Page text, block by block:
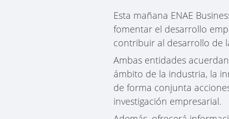
Esta mañana ENAE
fomentar el desarrollo
contribuir al desarrollo de
Ambas entidades
ámbito de la industria, la
de forma conjunta
investigación empresarial.